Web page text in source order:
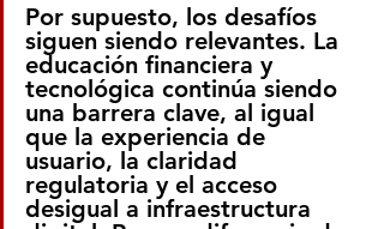
Por supuesto, los desafíos
siguen siendo relevantes. La
educación financiera y
tecnológica continúa siendo
una barrera clave, al igual
que la experiencia de
usuario, la claridad
regulatoria y el acceso
desigual a infraestructura